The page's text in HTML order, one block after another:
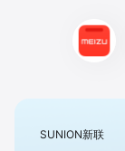
SUNION新联